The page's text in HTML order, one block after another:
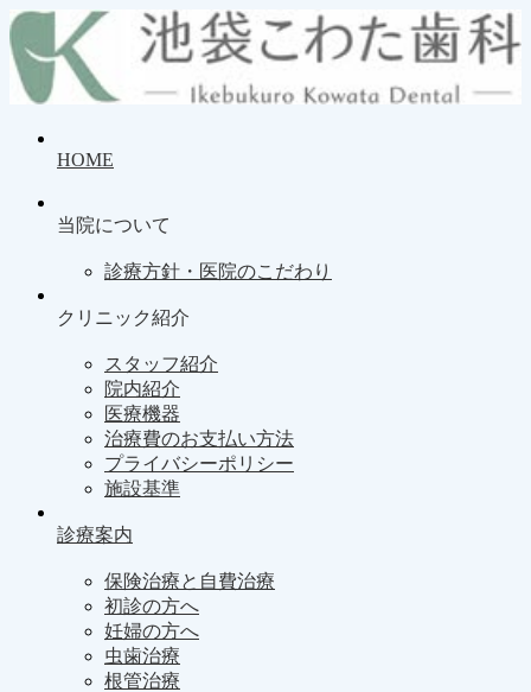
HOME
当院について
診療方針・医院のこだわり
クリニック紹介
スタッフ紹介
院内紹介
医療機器
治療費のお支払い方法
プライバシーポリシー
施設基準
診療案内
保険治療と自費治療
初診の方へ
妊婦の方へ
虫歯治療
根管治療